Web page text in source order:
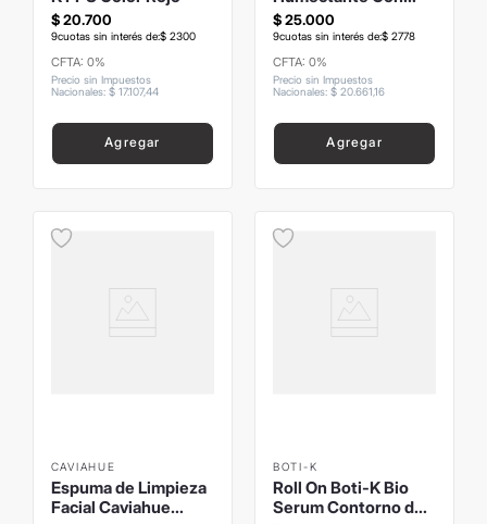
$ 20.700
9cuotas sin interés de:$ 2300
CFTA: 0%
Precio sin Impuestos
Nacionales: $ 17.107,44
Agregar
Agua Termal 70grs
$25.000
9cuotas sin interés de:$ 2778
CFTA: 0%
Precio sin Impuestos
Nacionales: $ 2066116
Agregar
CAVIAHUE
Espuma de Limpieza
Facial Caviahue
BOTI-K
Roll On Boti-K Bio
Serum Contorno de